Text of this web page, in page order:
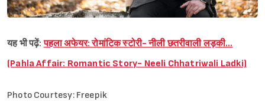
यह भी पढ़ें:पहला अफेयर: रोमांटिक स्टोरी- नीली छतरीवाली लड़की…
(Pahla Affair: Romantic Story- Neeli Chhatriwali Ladki)
Photo Courtesy: Freepik